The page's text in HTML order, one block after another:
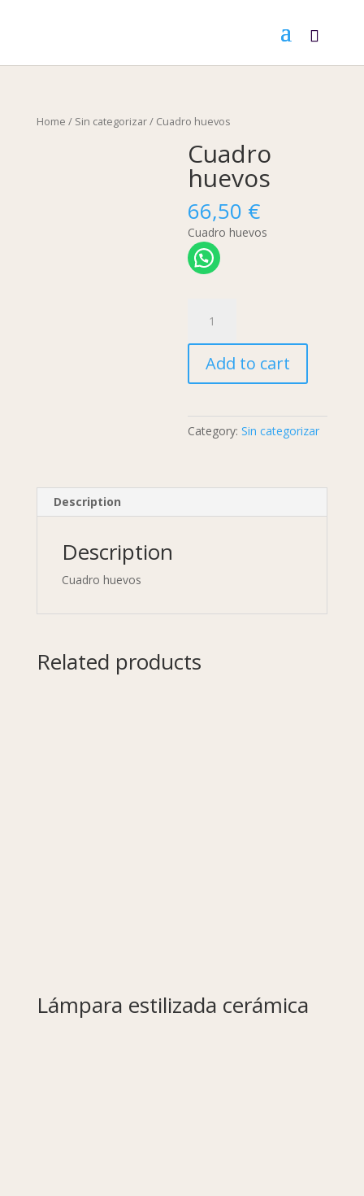
Home / Sin categorizar/ Cuadro huevos
Cuadro
huevos
66,50 €
Cuadro huevos
huevos
quantity
Add to cart
Category:Sin categorizar
Description
Description
Cuadro huevos
Related products
Lámpara estilizada cerámica